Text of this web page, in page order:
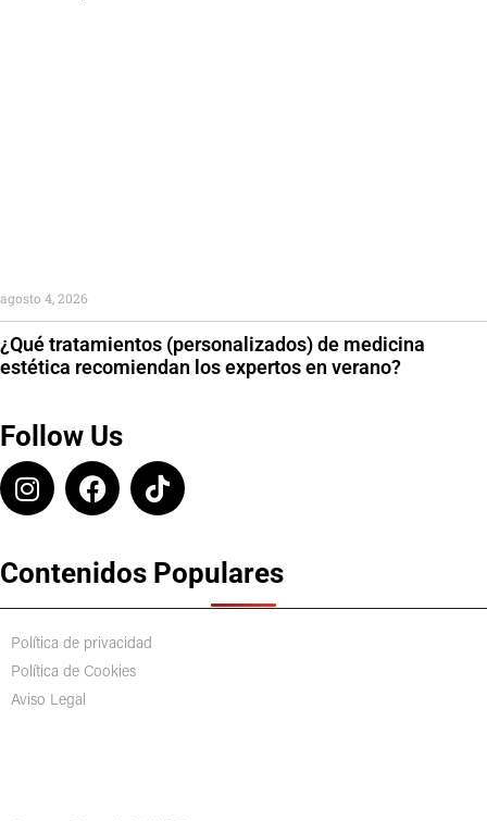
¿Qué tratamientos (personalizados) de medicina
estética recomiendan los expertos en verano?
agosto 4, 2026
Follow Us
Contenidos Populares
Política de privacidad
Política de Cookies
Aviso Legal